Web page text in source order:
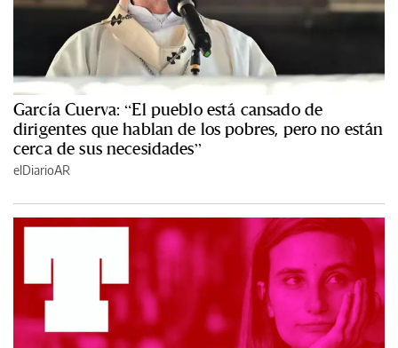
García Cuerva: “El pueblo está cansado de
dirigentes que hablan de los pobres, pero no están
cerca de sus necesidades”
elDiarioAR